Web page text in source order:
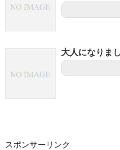
大人になりま
スポンサーリンク